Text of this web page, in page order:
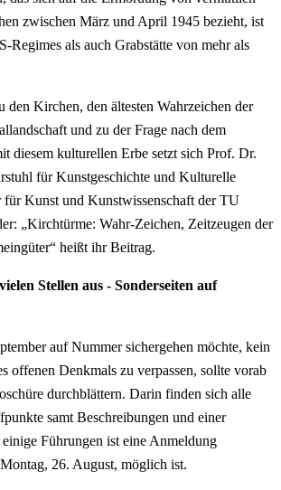
zwischen März und April 1945 bezieht, ist
Regimes als auch Grabstätte von mehr als
den Kirchen, den ältesten Wahrzeichen der
und zu der Frage nach dem
diesem kulturellen Erbe setzt sich Prof. Dr.
für Kunstgeschichte und Kulturelle
für Kunst und Kunstwissenschaft der TU
„Kirchtürme: Wahr-Zeichen, Zeitzeugen der
heißt ihr Beitrag.
Stellen aus - Sonderseiten auf
auf Nummer sichergehen möchte, kein
offenen Denkmals zu verpassen, sollte vorab
durchblättern. Darin finden sich alle
samt Beschreibungen und einer
Führungen ist eine Anmeldung
26. August, möglich ist.